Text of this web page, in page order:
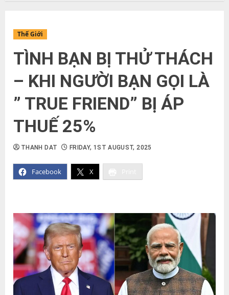
Thế Giới
TÌNH BẠN BỊ THỬ THÁCH
– KHI NGƯỜI BẠN GỌI LÀ
” TRUE FRIEND” BỊ ÁP
THUẾ 25%
Facebook X
THANH DAT FRIDAY, 1ST AUGUST, 2025